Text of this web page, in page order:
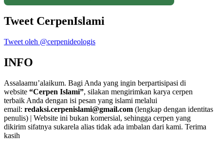
Tweet CerpenIslami
Tweet oleh @cerpenideologis
INFO
Assalaamu’alaikum. Bagi Anda yang ingin berpartisipasi di
website “Cerpen Islami”, silakan mengirimkan karya cerpen
terbaik Anda dengan isi pesan yang islami melalui
email: redaksi.cerpenislami@gmail.com (lengkap dengan identitas
penulis) | Website ini bukan komersial, sehingga cerpen yang
dikirim sifatnya sukarela alias tidak ada imbalan dari kami. Terima
kasih